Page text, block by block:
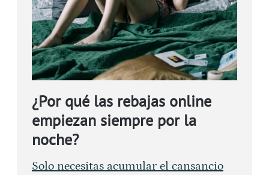
¿Por qué las rebajas online
empiezan siempre por la
noche?
Solo necesitas acumular el cansancio